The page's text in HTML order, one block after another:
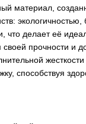
материал,
что делает её
прочности и
способствуя